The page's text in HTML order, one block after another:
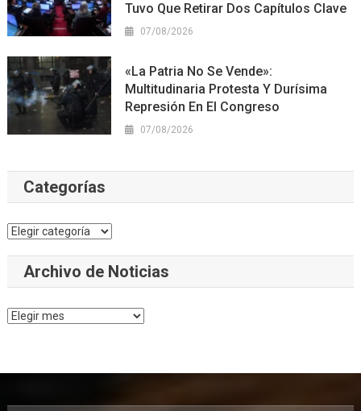
Tuvo Que Retirar Dos Capítulos Clave
07/08/2026
«La Patria No Se Vende»:
Multitudinaria Protesta Y Durísima
Represión En El Congreso
07/08/2026
Categorías
Categorías
Archivo de Noticias
Archivo